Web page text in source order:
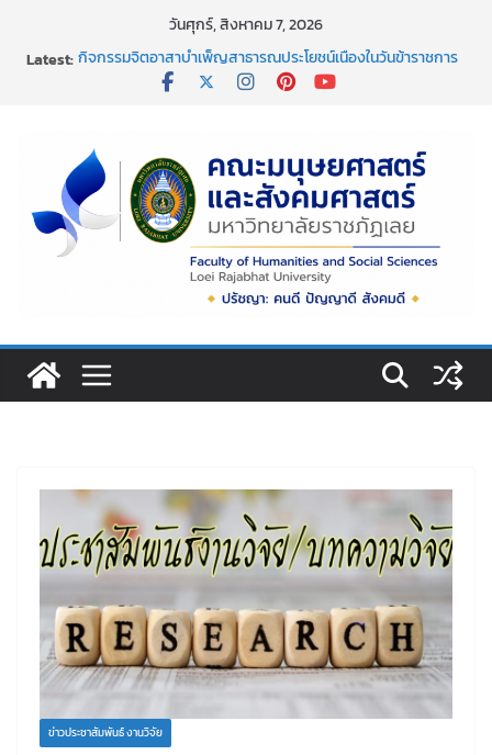
วันศุกร์, สิงหาคม 7, 2026
Latest:กิจกรรมจิตอาสาบำเพ็ญสาธารณประโยชน์เนื่องในวันข้าราชการ
พลเรือน ประจำปี พ.ศ. 2569
ขอแสดงความยินดีอย่างยิ่ง เนื่องในโอกาสที่มีพระบรม
ราชโองการโปรดเกล้าโปรดกระหม่อม พระราชทานเครื่องราช
อิสริยาภรณ์ ชั้นต่ำกว่าสายสะพาย ประจำปี ๒๕๖๘
กิจกรรมวันสงกรานต์ พิธีสรงน้ำพระพุทธรูปและรดน้ำขอพร
อาจารย์ผู้อาวุโส
คณะมนุษยศาสตร์และสังคมศาสตร์ มหาวิทยาลัยราชภัฏเลย ขอ
แสดงความยินดีกับผศ.ดร.อิสริยาภรณ์ ชัยกุหลาบ ที่ได้รับการตี
พิมพ์เผยแพร่ผลงานบทความวิจัย
ข่าวประชาสัมพันธ์ งานวิจัย